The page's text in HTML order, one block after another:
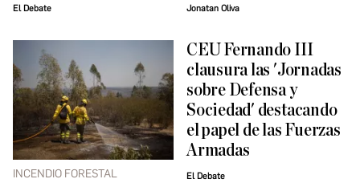
El Debate Jonatan Oliva
INCENDIO FORESTAL
CEU Fernando III
clausura las 'Jornadas
sobre Defensa y
Sociedad' destacando
el papel de las Fuerzas
Armadas
El Debate